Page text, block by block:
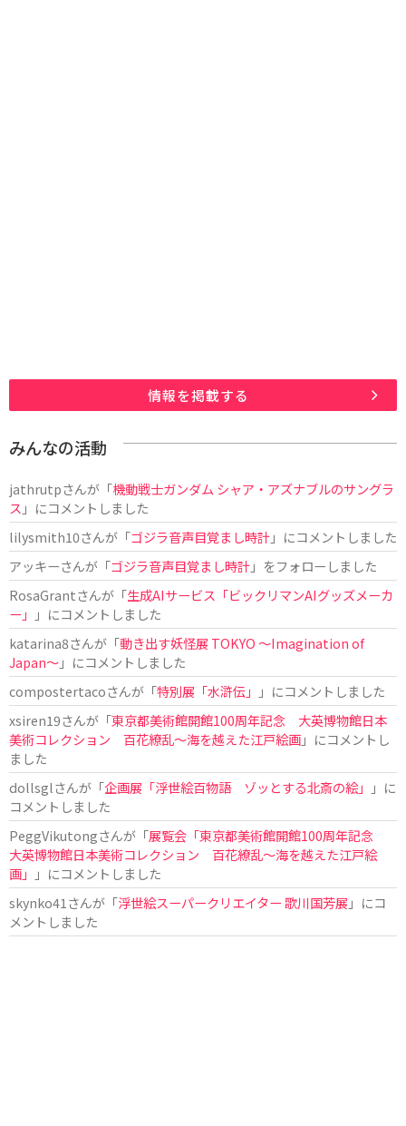
情報を掲載する
みんなの活動
jathrutpさんが「機動戦士ガンダム シャア・アズナブルのサングラ
ス 」にコメントしました
lilysmith10さんが「ゴジラ音声目覚まし時計」にコメントしました
アッキーさんが「ゴジラ音声目覚まし時計」をフォローしました
RosaGrantさんが「生成AIサービス「ビックリマンAIグッズメーカ
ー」
」にコメントしました
katarina8さんが「動き出す妖怪展 TOKYO 〜Imagination of
Japan〜」にコメントしました
compostertacoさんが「特別展「水滸伝」
」にコメントしました
xsiren19さんが「東京都美術館開館100周年記念 大英博物館日本
美術コレクション 百花繚乱～海を越えた江戸絵画」にコメントし
ました
dollsglさんが「企画展「浮世絵百物語 ゾッとする北斎の絵」
」に
コメントしました
PeggVikutongさんが「展覧会「東京都美術館開館100周年記念
大英博物館日本美術コレクション 百花繚乱〜海を越えた江戸絵
画」
」にコメントしました
skynko41 さんが「浮世絵スーパークリエイター 歌川国芳展 」にコ
メントしました